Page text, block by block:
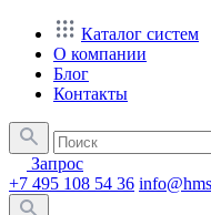
Каталог систем
О компании
Блог
Контакты
Запрос
+7 495 108 54 36